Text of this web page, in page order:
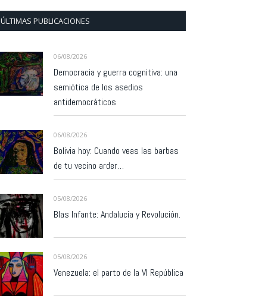
ÚLTIMAS PUBLICACIONES
06/08/2026
Democracia y guerra cognitiva: una
semiótica de los asedios
antidemocráticos
06/08/2026
Bolivia hoy: Cuando veas las barbas
de tu vecino arder…
05/08/2026
Blas Infante: Andalucía y Revolución.
05/08/2026
Venezuela: el parto de la VI República